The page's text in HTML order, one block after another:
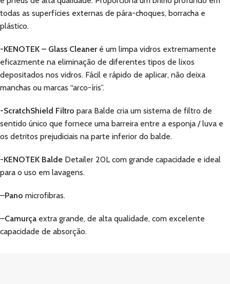
todas as superfícies externas de pára-choques, borracha e
plástico.
-KENOTEK – Glass Cleaner é um limpa vidros extremamente
eficazmente na eliminação de diferentes tipos de lixos
depositados nos vidros. Fácil e rápido de aplicar, não deixa
manchas ou marcas “arco-íris”.
-ScratchShield Filtro para Balde cria um sistema de filtro de
sentido único que fornece uma barreira entre a esponja / luva e
os detritos prejudiciais na parte inferior do balde.
-KENOTEK Balde Detailer 20L com grande capacidade e ideal
para o uso em lavagens.
–Pano microfibras.
–Camurça extra grande, de alta qualidade, com excelente
capacidade de absorção.